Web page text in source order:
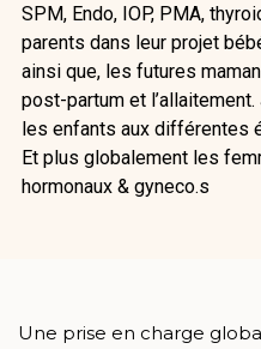
SPM, Endo, IOP, PMA,
parents dans leur projet
ainsi que, les futures
post-partum et
les enfants aux différentes
Et plus globalement les
hormonaux & gyneco.s
Une prise en charge